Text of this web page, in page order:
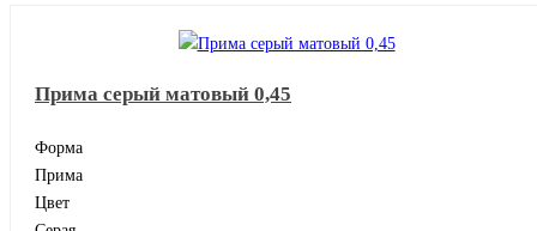
Прима серый матовый 0,45
Форма
Прима
Цвет